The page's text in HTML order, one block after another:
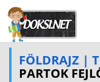
FÖLDRAJZ |
PARTOK